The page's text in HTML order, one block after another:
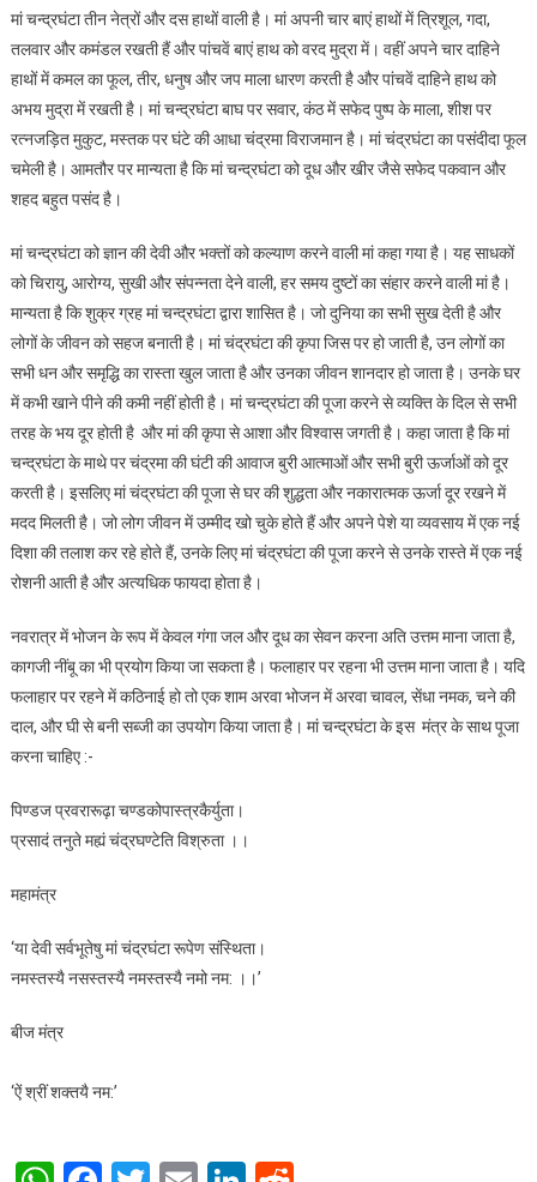
मां चन्द्रघंटा तीन नेत्रों और दस हाथों वाली है। मां अपनी चार बाएं हाथों में त्रिशूल, गदा,
तलवार और कमंडल रखती हैं और पांचवें बाएं हाथ को वरद मुद्रा में। वहीं अपने चार दाहिने
हाथों में कमल का फूल, तीर, धनुष और जप माला धारण करती है और पांचवें दाहिने हाथ को
अभय मुद्रा में रखती है। मां चन्द्रघंटा बाघ पर सवार, कंठ में सफेद पुष्प के माला, शीश पर
रत्नजड़ित मुकुट, मस्तक पर घंटे की आधा चंद्रमा विराजमान है। मां चंद्रघंटा का पसंदीदा फूल
चमेली है। आमतौर पर मान्यता है कि मां चन्द्रघंटा को दूध और खीर जैसे सफेद पकवान और
शहद बहुत पसंद है।
मां चन्द्रघंटा को ज्ञान की देवी और भक्तों को कल्याण करने वाली मां कहा गया है। यह साधकों
को चिरायु, आरोग्य, सुखी और संपन्नता देने वाली, हर समय दुष्टों का संहार करने वाली मां है।
मान्यता है कि शुक्र ग्रह मां चन्द्रघंटा द्वारा शासित है। जो दुनिया का सभी सुख देती है और
लोगों के जीवन को सहज बनाती है। मां चंद्रघंटा की कृपा जिस पर हो जाती है, उन लोगों का
सभी धन और समृद्धि का रास्ता खुल जाता है और उनका जीवन शानदार हो जाता है। उनके घर
में कभी खाने पीने की कमी नहीं होती है। मां चन्द्रघंटा की पूजा करने से व्यक्ति के दिल से सभी
तरह के भय दूर होती है और मां की कृपा से आशा और विश्वास जगती है। कहा जाता है कि मां
चन्द्रघंटा के माथे पर चंद्रमा की घंटी की आवाज बुरी आत्माओं और सभी बुरी ऊर्जाओं को दूर
करती है। इसलिए मां चंद्रघंटा की पूजा से घर की शुद्धता और नकारात्मक ऊर्जा दूर रखने में
मदद मिलती है। जो लोग जीवन में उम्मीद खो चुके होते हैं और अपने पेशे या व्यवसाय में एक नई
दिशा की तलाश कर रहे होते हैं, उनके लिए मां चंद्रघंटा की पूजा करने से उनके रास्ते में एक नई
रोशनी आती है और अत्यधिक फायदा होता है।
नवरात्र में भोजन के रूप में केवल गंगा जल और दूध का सेवन करना अति उत्तम माना जाता है,
कागजी नींबू का भी प्रयोग किया जा सकता है। फलाहार पर रहना भी उत्तम माना जाता है। यदि
फलाहार पर रहने में कठिनाई हो तो एक शाम अरवा भोजन में अरवा चावल, सेंधा नमक, चने की
दाल, और घी से बनी सब्जी का उपयोग किया जाता है। मां चन्द्रघंटा के इस मंत्र के साथ पूजा
करना चाहिए :-
पिण्डज प्रवरारूढ़ा चण्डकोपास्त्रकैर्युता।
प्रसादं तनुते मह्यं चंद्रघण्टेति विश्रुता ।।
महामंत्र
‘या देवी सर्वभूतेषु मां चंद्रघंटा रूपेण संस्थिता।
नमस्तस्यै नसस्तस्यै नमस्तस्यै नमो नम: ।।’
बीज मंत्र
‘ऐं श्रीं शक्तयै नम:’